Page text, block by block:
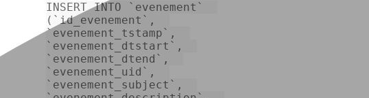
INSERT INTO
`evenement`
( `id_evenement`
`evenement_tstamp`
`evenement_dtstart`
`evenement_dtend`
`evenement_uid`
`evenement_subject`